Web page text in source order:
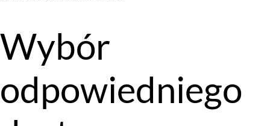
Wybór
odpowiedniego